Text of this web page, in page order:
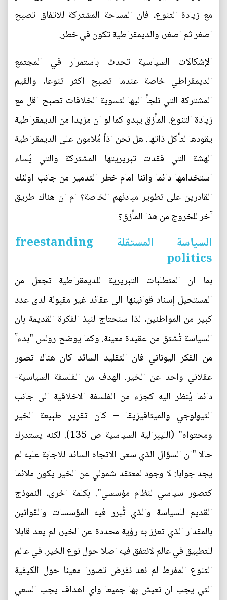
مع زيادة التنوع، فان المساحة المشتركة للاتفاق تصبح
اصغر ثم اصغر، والديمقراطية تكون في خطر.
الإشكالات السياسية تحدث باستمرار في المجتمع
الديمقراطي خاصة عندما تصبح اكثر تنوعا، والقيم
المشتركة التي نلجأ اليها لتسوية الخلافات تصبح اقل مع
زيادة التنوع. المأزق يبدو كما لو ان مزيدا من الديمقراطية
يقودها لتأكل ذاتها. هل نحن اذاً مُلامون على الديمقراطية
الهشة التي فقدت تبريريتها المشتركة والتي يُساء
استخدامها دائما واننا امام خطر التدمير من جانب اولئك
القادرين على تطوير مبادئهم الخاصة؟ ام ان هناك طريق
آخر للخروج من هذا المأزق؟
السياسة المستقلة freestanding
politics
بما ان المتطلبات التبريرية للديمقراطية تجعل من
المستحيل إسناد قوانينها الى عقائد غير مقبولة لدى عدد
كبير من المواطنين، لذا سنحتاج لنبذ الفكرة القديمة بان
السياسة تُشتق من عقيدة معينة. وكما يوضح رولس "بدءاً
من الفكر اليوناني فان التقليد السائد كان هناك تصور
عقلاني واحد عن الخير. الهدف من الفلسفة السياسية-
دائما يُنظر اليه كجزء من الفلسفة الاخلاقية الى جانب
الثيولوجي والميتافيزيقا – كان تقرير طبيعة الخير
ومحتواه" (الليبرالية السياسية ص 135). لكنه يستدرك
حالا "ان السؤال الذي سعى الاتجاه السائد للاجابة عليه لم
يجد جوابا: لا وجود لمعتقد شمولي عن الخير يكون ملائما
كتصور سياسي لنظام مؤسسي". بكلمة اخرى، النموذج
القديم للسياسة والذي تُبرر فيه المؤسسات والقوانين
بالمقدار الذي تعزز به رؤية محددة عن الخير، لم يعد قابلا
للتطبيق في عالم لانتفق فيه اصلا حول نوع الخير. في عالم
التنوع المفرط لم نعد نفرض تصورا معينا حول الكيفية
التي يجب ان نعيش بها جميعا واي اهداف يجب السعي